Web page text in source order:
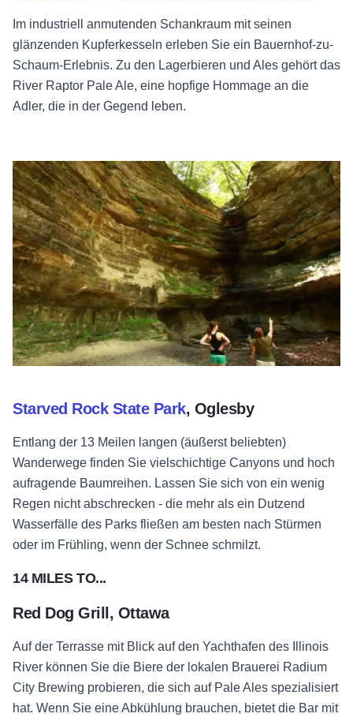
Im industriell anmutenden Schankraum mit seinen
glänzenden Kupferkesseln erleben Sie ein Bauernhof-zu-
Schaum-Erlebnis. Zu den Lagerbieren und Ales gehört das
River Raptor Pale Ale, eine hopfige Hommage an die
Adler, die in der Gegend leben.
Starved Rock State Park, Oglesby
Entlang der 13 Meilen langen (äußerst beliebten)
Wanderwege finden Sie vielschichtige Canyons und hoch
aufragende Baumreihen. Lassen Sie sich von ein wenig
Regen nicht abschrecken - die mehr als ein Dutzend
Wasserfälle des Parks fließen am besten nach Stürmen
oder im Frühling, wenn der Schnee schmilzt.
14 MILES TO...
Red Dog Grill, Ottawa
Auf der Terrasse mit Blick auf den Yachthafen des Illinois
River können Sie die Biere der lokalen Brauerei Radium
City Brewing probieren, die sich auf Pale Ales spezialisiert
hat. Wenn Sie eine Abkühlung brauchen, bietet die Bar mit